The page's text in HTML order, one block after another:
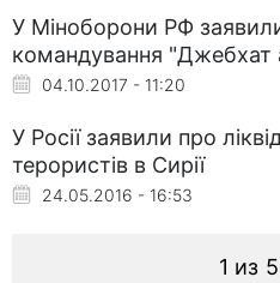
У Міноборони РФ
командування "Джебхат
04.10.2017 - 11:20
У Росії заявили про
терористів в Сирії
24.05.2016 - 16:53
1 из